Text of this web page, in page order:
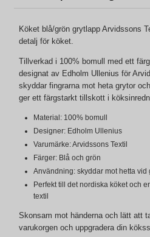
Köket blå/grön grytlapp Arvidssons
detalj för köket.
Tillverkad i 100% bomull med ett
designat av Edholm Ullenius för
skyddar fingrarna mot heta grytor
ger ett färgstarkt tillskott i
Material: 100% bomull
Designer: Edholm Ullenius
Varumärke: Arvidssons Textil
Färger: Blå och grön
Användning: skyddar mot hetta vid
Perfekt till det nordiska köket och
textil
Skonsam mot händerna och lätt att
varukorgen och uppgradera din